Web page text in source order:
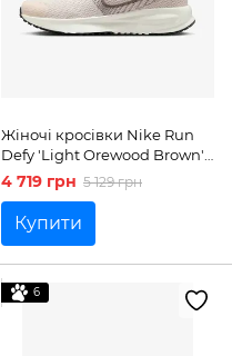
Жіночі кросівки Nike Run
Defy 'Light Orewood Brown'|
HM9593-100
4 719 грн 5 129 грн
Купити
6